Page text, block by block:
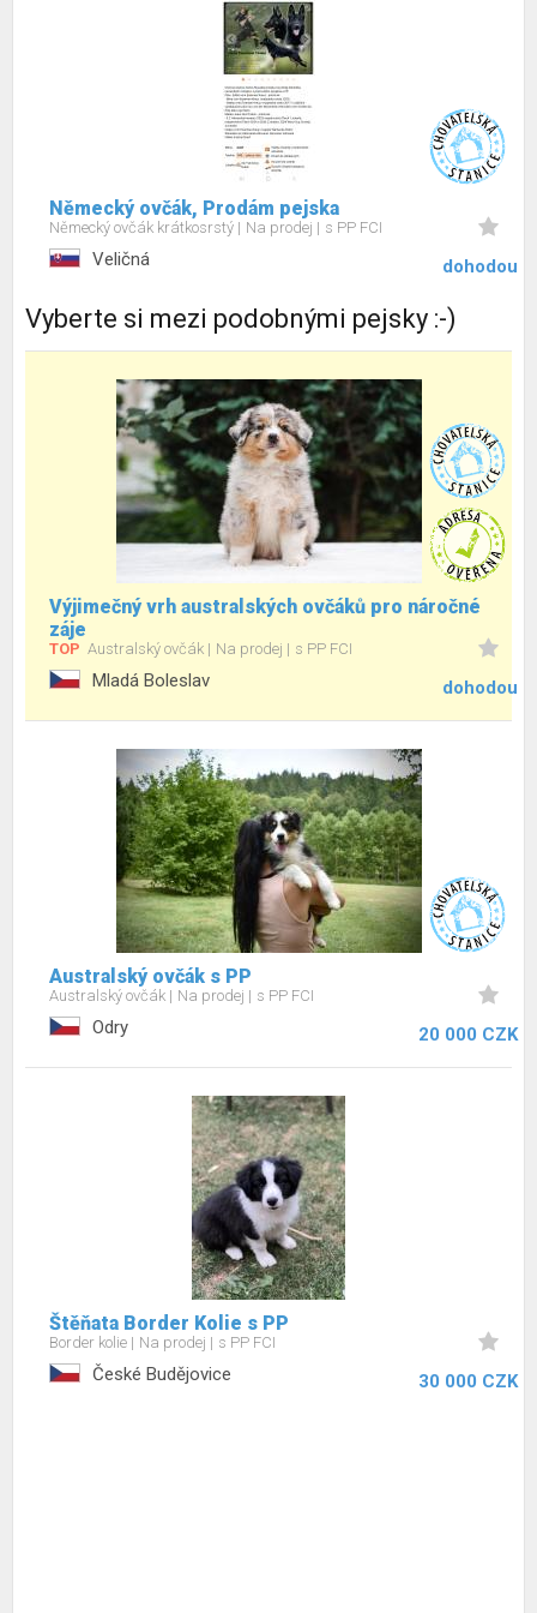
Německý ovčák, Prodám pejska
Německý ovčák krátkosrstý Na prodej s PP FCI
Veličná dohodou
Vyberte si mezi podobnými pejsky :-)
Výjimečný vrh australských ovčáků pro náročné
záje
TOP Australský ovčák Na prodej s PP FCI
Mladá Boleslav dohodou
Australský ovčák s PP
Australský ovčák Na prodej s PP FCI
Odry 20 000 CZK
Štěňata Border Kolie s PP
Border kolie Na prodej s PP FCI
České Budějovice 30 000 CZK